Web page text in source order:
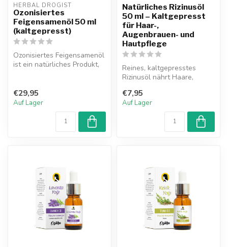
HERBAL DROGIST
Ozonisiertes
Feigensamenöl 50 ml
(kaltgepresst)
Ozonisiertes Feigensamenöl
ist ein natürliches Produkt,
€29,95
Auf Lager
Natürliches Rizinusöl
50 ml – Kaltgepresst
für Haar-,
Augenbrauen- und
Hautpflege
Reines, kaltgepresstes
Rizinusöl nährt Haare,
und spende...
€7,95
Auf Lager